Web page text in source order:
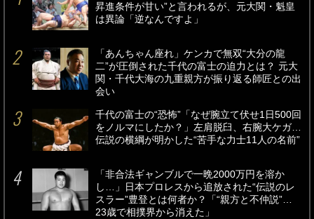
昇進条件が甘い”と言われるが、元大関・魁皇
は異論「逆なんですよ」
「あんちゃん座れ」ケンカで無双“大分の龍
二”が圧倒された千代の富士の迫力とは？ 元大
関・千代大海の九重親方が振り返る師匠との出
会い
千代の富士の“恐怖”「なぜ腕立て伏せ1日500回
をノルマにしたか？」左肩脱臼、右腕大ケガ…
伝説の横綱が明かした“苦手な力士11人の名前”
「非合法ギャンブルで一晩2000万円を溶か
し…」日本プロレスから追放された“伝説のレ
スラー”豊登とは何者か？「“親方と不仲説”…
23歳で相撲界から消えた」